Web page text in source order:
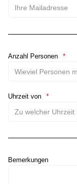
Anzahl Personen
Uhrzeit von
Bemerkungen